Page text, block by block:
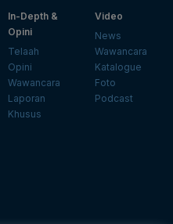
In-Depth &
Opini
Telaah
Opini
Wawancara
Laporan
Khusus
Video
News
Wawancara
Katalogue
Foto
Podcast